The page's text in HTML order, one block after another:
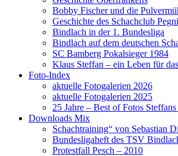
Bobby Fischer und die
Geschichte des Schachclub
Bindlach in der 1. Bundesliga
Bindlach auf dem deutschen
SC Bamberg Pokalsieger 1984
Klaus Steffan – ein Leben für
Foto-Index
aktuelle Fotogalerien 2026
aktuelle Fotogalerien 2025
25 Jahre – Best of Fotos
Downloads Mix
Schachtraining“ von Sebastian
Bundesligaheft des TSV
Protestfall Pesch – 2010